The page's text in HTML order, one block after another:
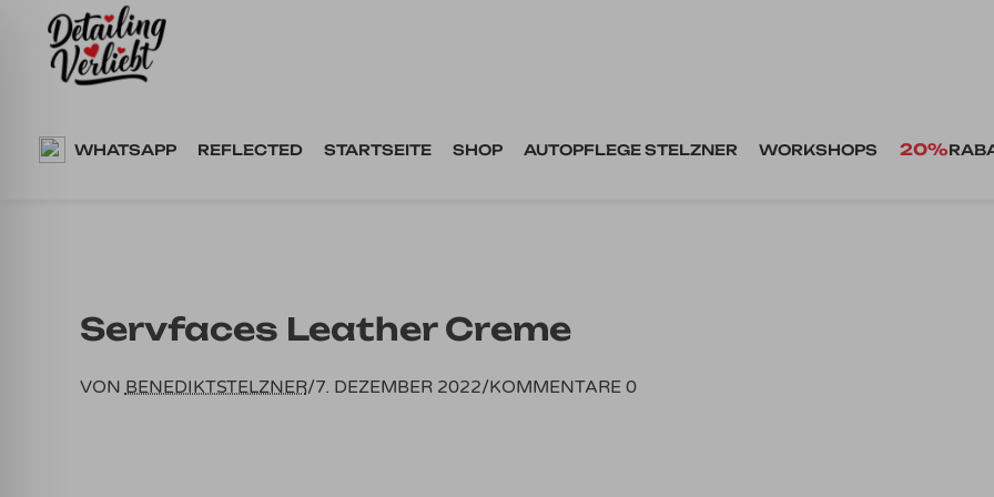
Springe
WHATSAPP REFLECTED STARTSEITE SHOP AUTOPFLEGE STELZNER WORKSHOPS 20%
Servfaces Leather Creme
VON BENEDIKTSTELZNER/7. DEZEMBER 2022/KOMMENTARE 0